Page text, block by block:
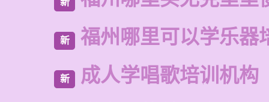
新
新 福州哪里可以学乐器
新 成人学唱歌培训机构